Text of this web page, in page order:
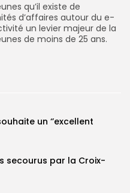
qu’il existe de
d’affaires autour du e-
un levier majeur de la
de moins de 25 ans.
un ‘’excellent
secourus par la Croix-